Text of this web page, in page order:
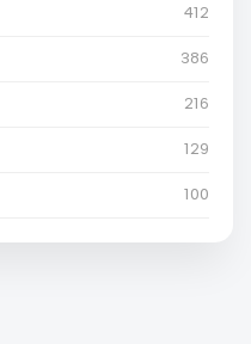
412
386
216
129
100